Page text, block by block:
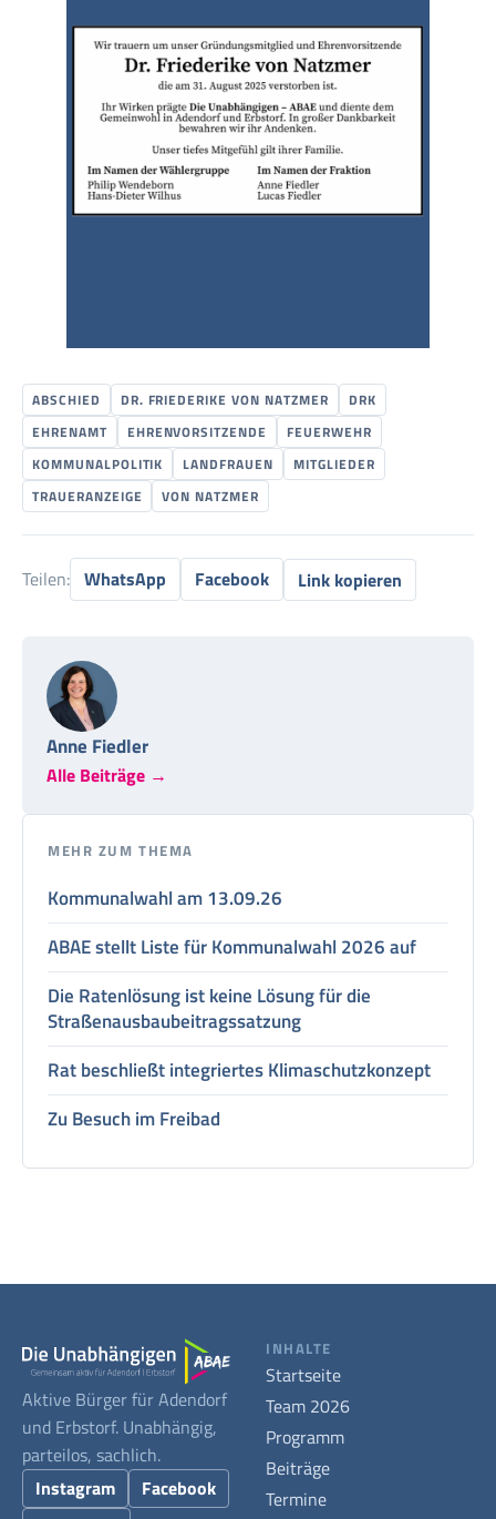
ABSCHIED DR. FRIEDERIKE VON NATZMER
DRK
EHRENAMT
EHRENVORSITZENDE
FEUERWEHR
KOMMUNALPOLITIK
LANDFRAUEN
MITGLIEDER
TRAUERANZEIGE
VON NATZMER
Teilen: WhatsApp Facebook Link kopieren
Anne Fiedler
Alle Beiträge →
MEHR ZUM THEMA
Kommunalwahl am 13.09.26
ABAE stellt Liste für Kommunalwahl 2026 auf
Die Ratenlösung ist keine Lösung für die
Straßenausbaubeitragssatzung
Rat beschließt integriertes Klimaschutzkonzept
Zu Besuch im Freibad
Aktive Bürger für Adendorf
und Erbstorf. Unabhängig,
parteilos, sachlich.
Instagram
Facebook
INHALTE
Startseite
Team 2026
Programm
Beiträge
Termine